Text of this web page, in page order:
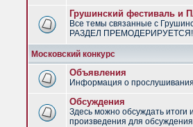
Грушинский фестиваль и
Все темы связанные с
РАЗДЕЛ ПРЕМОДЕРИРУЕТСЯ!
Московский конкурс
Объявления
Информация о
Обсуждения
Здесь можно обсуждать итоги
произведения для